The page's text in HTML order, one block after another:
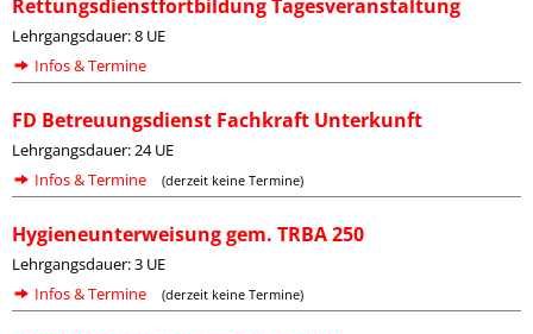
Rettungsdienstfortbildung Tagesveranstaltung
Lehrgangsdauer: 8 UE
Infos & Termine
FD Betreuungsdienst Fachkraft Unterkunft
Lehrgangsdauer: 24 UE
Infos & Termine
(derzeit keine Termine)
Hygieneunterweisung gem. TRBA 250
Lehrgangsdauer: 3 UE
Infos & Termine
(derzeit keine Termine)